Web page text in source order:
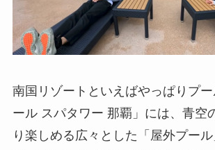
南国リゾートといえばやっぱりプ
ール スパタワー 那覇」には、青空
り楽しめる広々とした「屋外プー